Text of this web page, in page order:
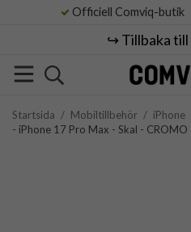
Officiell Comviq-butik
↪️ Tillbaka till
Startsida / Mobiltillbehör / iPhone
- iPhone 17 Pro Max - Skal - CROMO